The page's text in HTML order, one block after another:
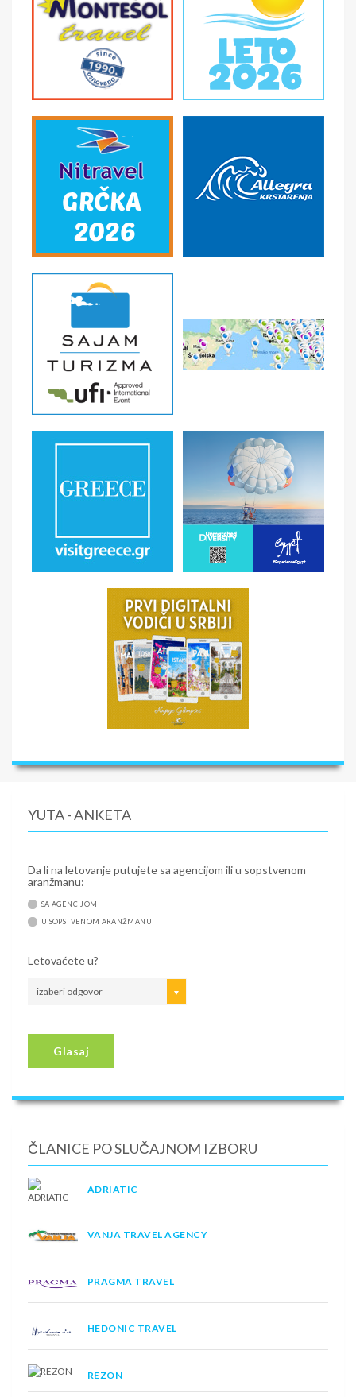
YUTA - ANKETA
Da li na letovanje putujete sa agencijom ili u sopstvenom
aranžmanu:
SA AGENCIJOM
U SOPSTVENOM ARANŽMANU
Letovaćete u?
izaberi odgovor
Glasaj
ČLANICE PO SLUČAJNOM IZBORU
ADRIATIC
VANJA TRAVEL AGENCY
PRAGMA TRAVEL
HEDONIC TRAVEL
REZON